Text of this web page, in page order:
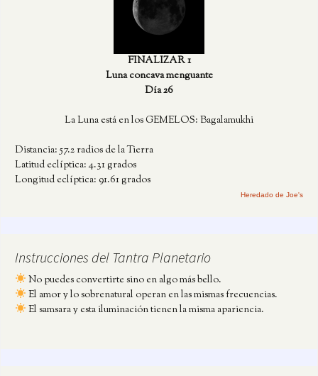
FINALIZAR 1
Luna concava menguante
Día 26
La Luna está en los GEMELOS: Bagalamukhi
Distancia: 57.2 radios de la Tierra
Latitud eclíptica: 4.31 grados
Longitud eclíptica: 91.61 grados
Heredado de Joe's
Instrucciones del Tantra Planetario
No puedes convertirte sino en algo más bello.
El amor y lo sobrenatural operan en las mismas frecuencias.
El samsara y esta iluminación tienen la misma apariencia.